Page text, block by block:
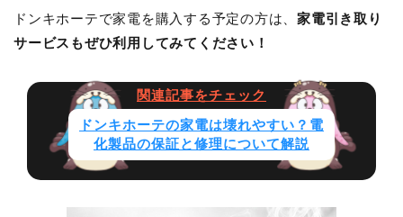
ドンキホーテで家電を購入する予定の方は、家電引き取り
サービスもぜひ利用してみてください！
ドンキホーテの家電は壊れやすい？電
化製品の保証と修理について解説